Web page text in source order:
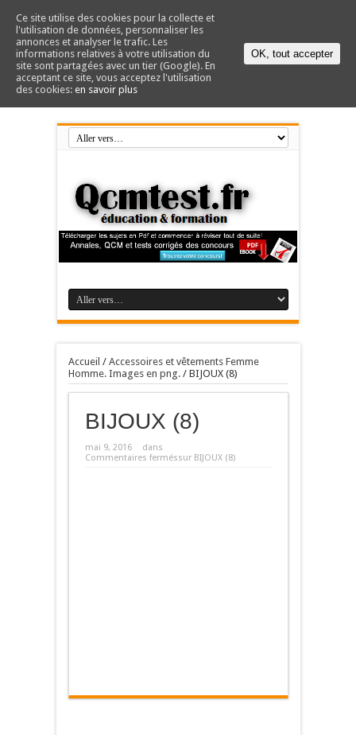
Accueil / Accessoires et vêtements Femme
Homme. Images en png./ BIJOUX (8)
BIJOUX (8)
mai 9, 2016
dans
Commentaires ferméssur BIJOUX (8)
Ce site utilise des cookies pour la collecte et
l'utilisation de données, personnaliser les
annonces et analyser le trafic. Les
informations relatives à votre utilisation du
site sont partagées avec un tier (Google). En
acceptant ce site, vous acceptez l'utilisation
des cookies: en savoir plus
OK, tout accepter